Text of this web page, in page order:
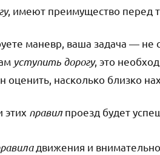
, имеют преимущество перед
маневр, ваша задача — не
уступить дорогу, это
оценить, насколько близко
правилпроезд будет
движения и